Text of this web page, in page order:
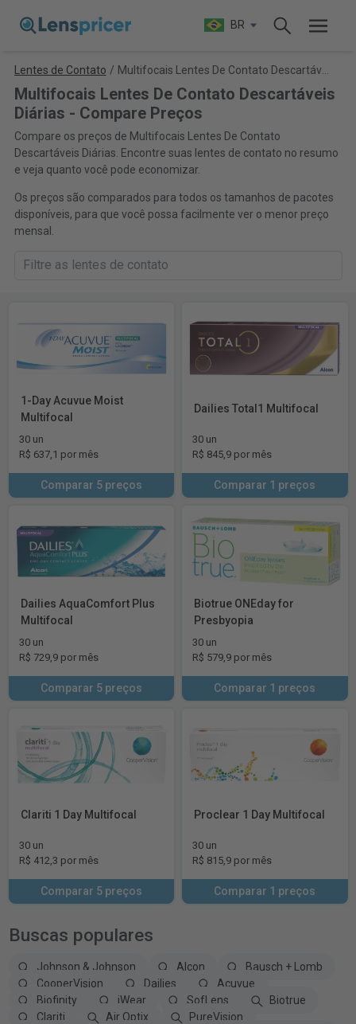
BR
Lentes de Contato / Multifocais Lentes De Contato Descartáveis Diárias
Multifocais Lentes De Contato Descartáveis
Diárias - Compare Preços
Compare os preços de Multifocais Lentes De Contato
Descartáveis Diárias. Encontre suas lentes de contato no resumo
e veja quanto você pode economizar.
Os preços são comparados para todos os tamanhos de pacotes
disponíveis, para que você possa facilmente ver o menor preço
mensal.
1-Day Acuvue Moist
Multifocal
30 un
R$ 637,1 por mês
Comparar 5 preços
Dailies Total1 Multifocal
30 un
R$ 845,9 por mês
Comparar 1 preços
Dailies AquaComfort Plus
Multifocal
30 un
R$ 729,9 por mês
Comparar 5 preços
Biotrue ONEday for
Presbyopia
30 un
R$ 579,9 por mês
Comparar 1 preços
Clariti 1 Day Multifocal
30 un
R$ 412,3 por mês
Comparar 5 preços
Proclear 1 Day Multifocal
30 un
R$ 815,9 por mês
Comparar 1 preços
Buscas populares
Johnson & Johnson Alcon
Bausch + Lomb
CooperVision
Dailies
Acuvue
Biofinity
iWear SofLens
Biotrue
Clariti
Air Optix
PureVision